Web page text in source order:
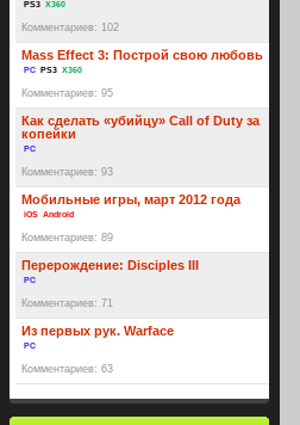
PS3 X360
Комментариев: 102
Mass Effect 3: Построй свою любовь
PC PS3 X360
Комментариев: 95
Как сделать «убийцу» Call of Duty за
копейки
PC
Комментариев: 93
Мобильные игры, март 2012 года
iOS Android
Комментариев: 89
Перерождение: Disciples III
PC
Комментариев: 71
Из первых рук. Warface
PC
Комментариев: 63